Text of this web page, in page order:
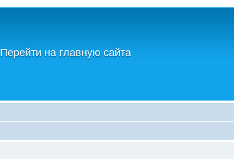
Перейти на главную сайта